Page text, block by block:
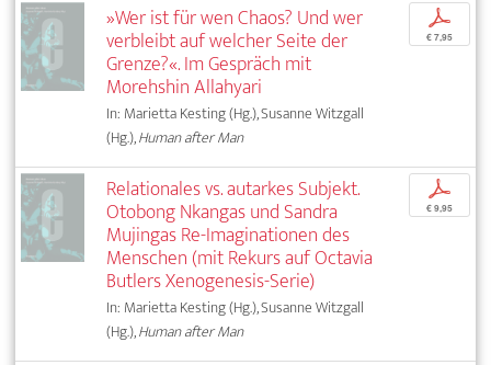
»Wer ist für wen Chaos? Und wer
verbleibt auf welcher Seite der
Grenze?«. Im Gespräch mit
Morehshin Allahyari
In: Marietta Kesting (Hg.), Susanne Witzgall
(Hg.),Human after Man
p
€ 7,95
Relationales vs. autarkes Subjekt.
Otobong Nkangas und Sandra
Mujingas Re-Imaginationen des
Menschen (mit Rekurs auf Octavia
Butlers Xenogenesis-Serie)
In: Marietta Kesting (Hg.), Susanne Witzgall
(Hg.),Human after Man
p
€ 9,95